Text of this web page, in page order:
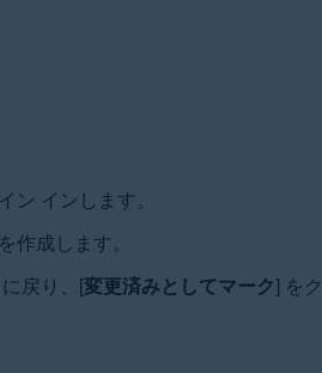
インします。
を作成します。
戻り、[変更済みとしてマーク] を